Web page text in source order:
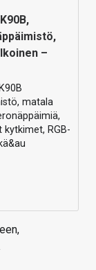
–
matala
kytkimet, RGB-